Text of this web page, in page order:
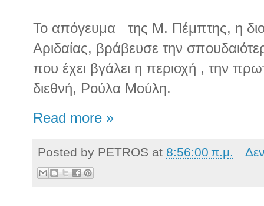
Το απόγευμα
της Μ. Πέμπτης, η
Αριδαίας, βράβευσε την
που έχει βγάλει η περιοχή , την
διεθνή, Ρούλα Μούλη.
Read more »
Posted by PETROS at 8:56:00 π.μ.